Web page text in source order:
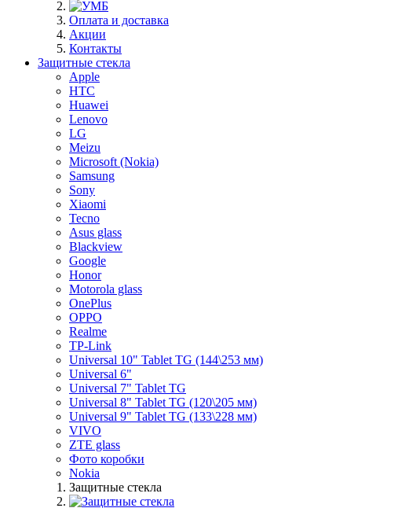
Оплата и доставка
Акции
Контакты
Защитные стекла
Apple
HTC
Huawei
Lenovo
LG
Meizu
Microsoft (Nokia)
Samsung
Sony
Xiaomi
Tecno
Asus glass
Blackview
Google
Honor
Motorola glass
OnePlus
OPPO
Realme
TP-Link
Universal 10" Tablet TG (144\253 мм)
Universal 6"
Universal 7" Tablet TG
Universal 8" Tablet TG (120\205 мм)
Universal 9" Tablet TG (133\228 мм)
VIVO
ZTE glass
Фото коробки
Nokia
Защитные стекла